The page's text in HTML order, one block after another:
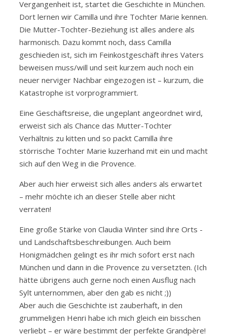
Vergangenheit ist, startet die Geschichte in München.
Dort lernen wir Camilla und ihre Tochter Marie kennen.
Die Mutter-Tochter-Beziehung ist alles andere als
harmonisch. Dazu kommt noch, dass Camilla
geschieden ist, sich im Feinkostgeschäft ihres Vaters
beweisen muss/will und seit kurzem auch noch ein
neuer nerviger Nachbar eingezogen ist – kurzum, die
Katastrophe ist vorprogrammiert.
Eine Geschäftsreise, die ungeplant angeordnet wird,
erweist sich als Chance das Mutter-Tochter
Verhältnis zu kitten und so packt Camilla ihre
störrische Tochter Marie kuzerhand mit ein und macht
sich auf den Weg in die Provence.
Aber auch hier erweist sich alles anders als erwartet
– mehr möchte ich an dieser Stelle aber nicht
verraten!
Eine große Stärke von Claudia Winter sind ihre Orts -
und Landschaftsbeschreibungen. Auch beim
Honigmädchen gelingt es ihr mich sofort erst nach
München und dann in die Provence zu versetzten. (Ich
hätte übrigens auch gerne noch einen Ausflug nach
Sylt unternommen, aber den gab es nicht ;))
Aber auch die Geschichte ist zauberhaft, in den
grummeligen Henri habe ich mich gleich ein bisschen
verliebt – er wäre bestimmt der perfekte Grandpère!